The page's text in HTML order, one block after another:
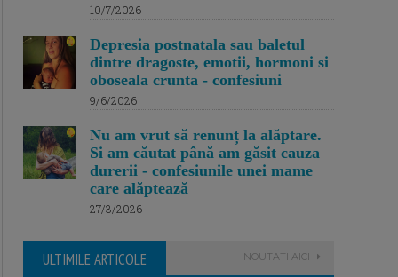
10/7/2026
Depresia postnatala sau baletul
dintre dragoste, emotii, hormoni si
oboseala crunta - confesiuni
9/6/2026
Nu am vrut să renunț la alăptare.
Si am căutat până am găsit cauza
durerii - confesiunile unei mame
care alăptează
27/3/2026
ULTIMILE ARTICOLE NOUTATI AICI